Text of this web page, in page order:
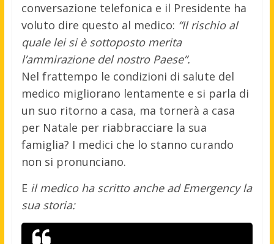
conversazione telefonica e il Presidente ha
voluto dire questo al medico: “Il rischio al
quale lei si è sottoposto merita
l’ammirazione del nostro Paese”.
Nel frattempo le condizioni di salute del
medico migliorano lentamente e si parla di
un suo ritorno a casa, ma tornerà a casa
per Natale per riabbracciare la sua
famiglia? I medici che lo stanno curando
non si pronunciano.
Eil medico ha scritto anche ad Emergency la
sua storia: